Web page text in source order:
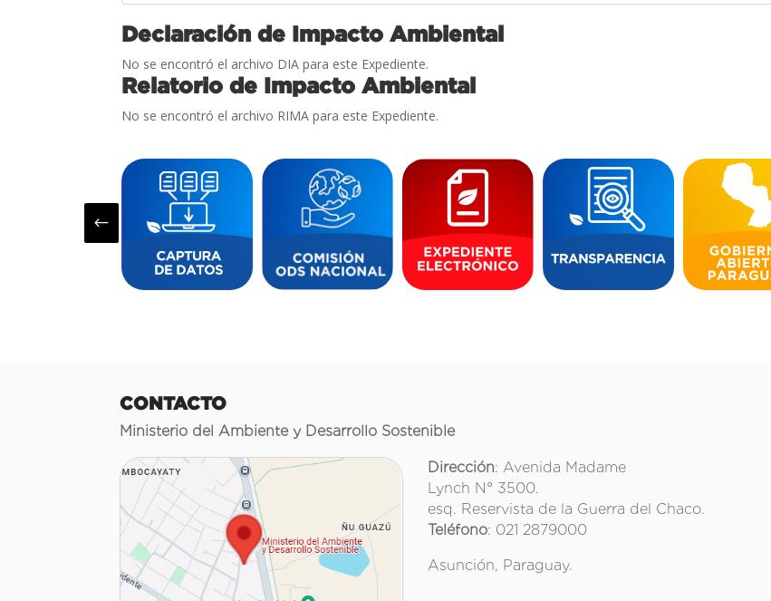
Declaración de Impacto Ambiental
No se encontró el archivo DIA para este Expediente.
Relatorio de Impacto Ambiental
No se encontró el archivo RIMA para este Expediente.
#
CONTACTO
Ministerio del Ambiente y Desarrollo Sostenible
Dirección: Avenida Madame
Lynch N° 3500.
esq. Reservista de la Guerra del Chaco.
Teléfono: 021 2879000
Asunción, Paraguay.